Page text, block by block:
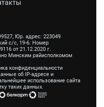
Юр. адрес: 223049
с/с, 19-6. Номер
от 21.12.2020 г.
Минским райисполкомом
конфиденциальности
об IP-адресе и
использование сайта
таких данных.